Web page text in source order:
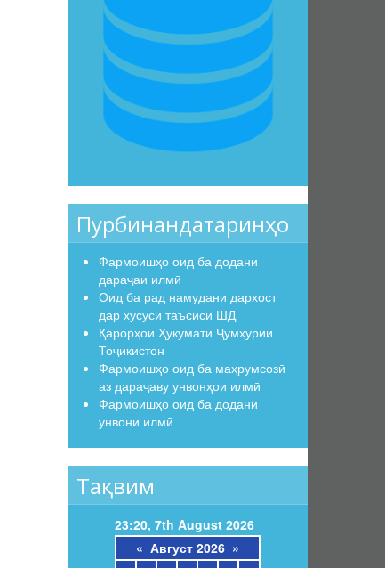
Пурбинандатаринҳо
Фармоишҳо оид ба додани
дараҷаи илмӣ
Оид ба рад намудани дархост
дар хусуси таъсиси ШД
Қарорҳои Ҳукумати Ҷумҳурии
Тоҷикистон
Фармоишҳо оид ба маҳрумсозӣ
аз дараҷаву унвонҳои илмӣ
Фармоишҳо оид ба додани
унвони илмӣ
Тақвим
23:20, 7th August 2026
« Август 2026 »